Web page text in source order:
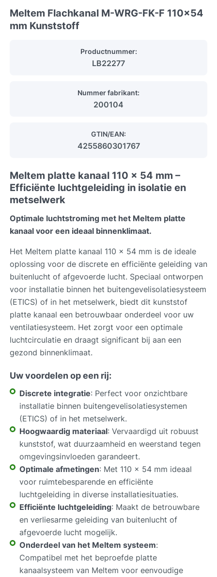
Meltem Flachkanal M-WRG-FK-F 110x54
mm Kunststoff
Productnummer:
LB22277
Nummer fabrikant:
200104
GTIN/EAN:
4255860301767
Meltem platte kanaal 110 x 54 mm –
Efficiënte luchtgeleiding in isolatie en
metselwerk
Optimale luchtstroming met het Meltem platte
kanaal voor een ideaal binnenklimaat.
Het Meltem platte kanaal 110 x 54 mm is de ideale
oplossing voor de discrete en efficiënte geleiding van
buitenlucht of afgevoerde lucht. Speciaal ontworpen
voor installatie binnen het buitengevelisolatiesysteem
(ETICS) of in het metselwerk, biedt dit kunststof
platte kanaal een betrouwbaar onderdeel voor uw
ventilatiesysteem. Het zorgt voor een optimale
luchtcirculatie en draagt significant bij aan een
gezond binnenklimaat.
Uw voordelen op een rij:
Discrete integratie: Perfect voor onzichtbare
installatie binnen buitengevelisolatiesystemen
(ETICS) of in het metselwerk.
Hoogwaardig materiaal: Vervaardigd uit robuust
kunststof, wat duurzaamheid en weerstand tegen
omgevingsinvloeden garandeert.
Optimale afmetingen: Met 110 x 54 mm ideaal
voor ruimtebesparende en efficiënte
luchtgeleiding in diverse installatiesituaties.
Efficiënte luchtgeleiding: Maakt de betrouwbare
en verliesarme geleiding van buitenlucht of
afgevoerde lucht mogelijk.
Onderdeel van het Meltem systeem:
Compatibel met het beproefde platte
kanaalsysteem van Meltem voor eenvoudige